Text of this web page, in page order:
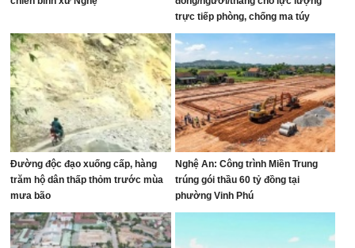
trực tiếp phòng, chống ma túy
Đường độc đạo xuống cấp, hàng
trăm hộ dân thấp thỏm trước mùa
mưa bão
Nghệ An: Công trình Miền Trung
trúng gói thầu 60 tỷ đồng tại
phường Vinh Phú